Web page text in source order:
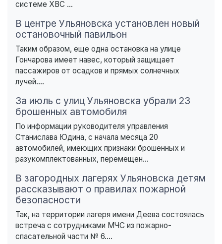
системе ХВС ...
В центре Ульяновска установлен новый
остановочный павильон
Таким образом, еще одна остановка на улице
Гончарова имеет навес, который защищает
пассажиров от осадков и прямых солнечных
лучей....
За июль с улиц Ульяновска убрали 23
брошенных автомобиля
По информации руководителя управления
Станислава Юдина, с начала месяца 20
автомобилей, имеющих признаки брошенных и
разукомплектованных, перемещен...
В загородных лагерях Ульяновска детям
рассказывают о правилах пожарной
безопасности
Так, на территории лагеря имени Деева состоялась
встреча с сотрудниками МЧС из пожарно-
спасательной части № 6....